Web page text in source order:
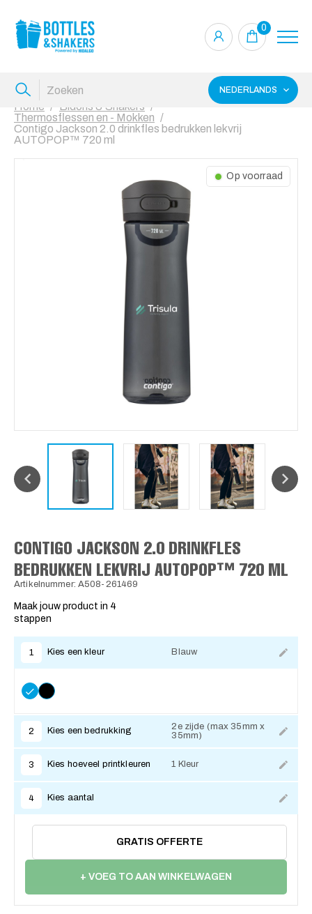
0
NEDERLANDS
Home
Bidons & Shakers
Thermosflessen en - Mokken
Contigo Jackson 2.0 drinkfles bedrukken lekvrij
AUTOPOP™ 720 ml
Op voorraad
CONTIGO JACKSON 2.0 DRINKFLES
BEDRUKKEN LEKVRIJ AUTOPOP™ 720 ML
Artikelnummer: A508-261469
Maak jouw product in 4
stappen
1 Kies een kleur Blauw
2 Kies een bedrukking
2e zijde (max 35mm x
35mm)
3 Kies hoeveel printkleuren 1 Kleur
4 Kies aantal
GRATIS OFFERTE
+ VOEG TO AAN WINKELWAGEN